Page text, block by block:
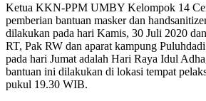
Ketua KKN-PPM UMBY Kelompok 14
pemberian bantuan masker dan
dilakukan pada hari Kamis, 30 Juli 2020
RT, Pak RW dan aparat kampung
pada hari Jumat adalah Hari Raya Idul
bantuan ini dilakukan di lokasi tempat
pukul 19.30 WIB.